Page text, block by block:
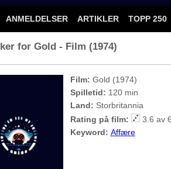
ANMELDELSER ARTIKLER TOPP 250
for Gold - Film (1974)
Film: Gold (1974)
Spilletid: 120 min
Land: Storbritannia
Rating på film:
3.6 av
Keyword: Affære